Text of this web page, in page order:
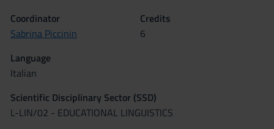
Coordinator
Sabrina Piccinin
Credits
6
Language
Italian
Scientific Disciplinary Sector (SSD)
L-LIN/02 - EDUCATIONAL LINGUISTICS